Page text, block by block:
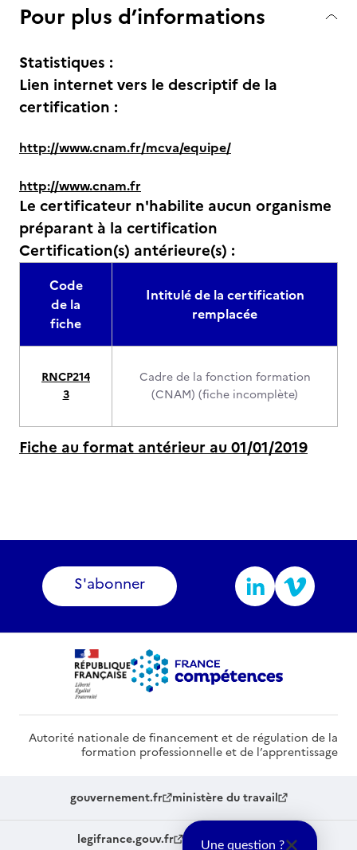
Pour plus d’informations
Statistiques :
Lien internet vers le descriptif de la
certification :
http://www.cnam.fr/mcva/equipe/
http://www.cnam.fr
Le certificateur n'habilite aucun organisme
préparant à la certification
Certification(s) antérieure(s) :
Code
de la
fiche
Intitulé de la certification
remplacée
RNCP214
3
Cadre de la fonction formation
(CNAM) (fiche incomplète)
Fiche au format antérieur au 01/01/2019
S'abonner
Autorité nationale de financement et de régulation de la
formation professionnelle et de l’apprentissage
gouvernement.fr ministère du travail
legifrance.gouv.fr service-public.fr
Une question ?